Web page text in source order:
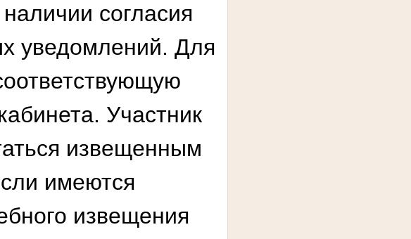
согласия
уведомлений. Для
Участник
извещенным
имеются
извещения